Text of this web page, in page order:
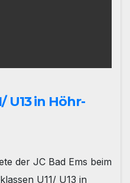
U13 in Höhr-
der JC Bad Ems beim
U11/ U13 in